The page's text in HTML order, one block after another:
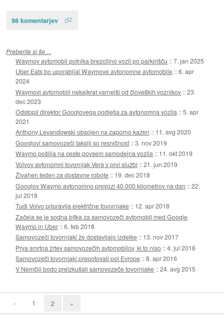
98 komentarjev
Preberite si še…
Waymov avtomobil potnika brezciljno vozil po parkirišču ::7. jan 2025
Uber Eats bo uporabljal Waymove avtonomne avtomobile ::6. apr
2024
Waymovi avtomobili nekajkrat varnejši od človeških voznikov ::23.
dec 2023
Odstopil direktor Googlovega podjetja za avtonomna vozila ::5. apr
2021
Anthony Levandowski obsojen na zaporno kazen :: 11. avg 2020
Googlovi samovozeči taksiji so resničnost ::3. nov 2019
Waymo pošilja na ceste povsem samodejna vozila :: 11. okt 2019
Volvov avtonomni tovornjak Vera v prvi službi ::21. jun 2019
Živahen teden za dostavne robote :: 19. dec 2018
Googlov Waymo avtonomno prevozi 40.000 kilometrov na dan ::22.
jul 2018
Tudi Volvo pripravlja električne tovornjake :: 12. apr 2018
Začela se je sodna bitka za samovozeči avtomobil med Google
Waymo in Uber ::6. feb 2018
Samovozeči tovornjaki že dostavljajo izdelke :: 13. nov 2017
Prva smrtna žrtev samovozečih avtomobilov, ki to niso ::4. jul 2016
Samovozeči tovornjaki prepotovali pol Evrope ::8. apr 2016
V Nemčiji bodo preizkušali samovozeče tovornjake ::24. avg 2015
« 1 2 »